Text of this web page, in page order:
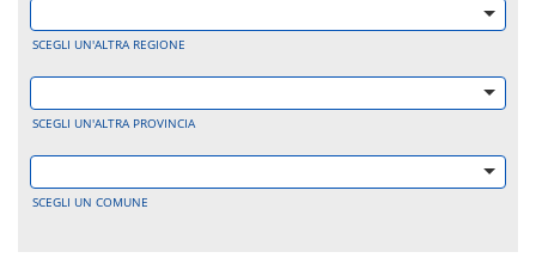
SCEGLI UN'ALTRA REGIONE
SCEGLI UN'ALTRA PROVINCIA
SCEGLI UN COMUNE